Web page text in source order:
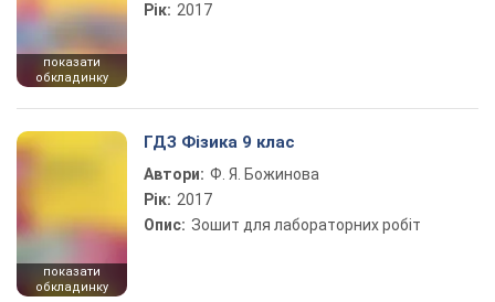
показати
обкладинку
Рік: 2017
показати
обкладинку
ГДЗ Фізика 9 клас
Автори: Ф. Я. Божинова
Рік: 2017
Опис:
Зошит для лабораторних робіт